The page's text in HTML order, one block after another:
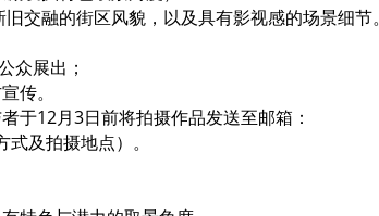
交融的街区风貌，以及具有影视感的场景细节。
众展出；
传。
于12月3日前将拍摄作品发送至邮箱：
及拍摄地点）。